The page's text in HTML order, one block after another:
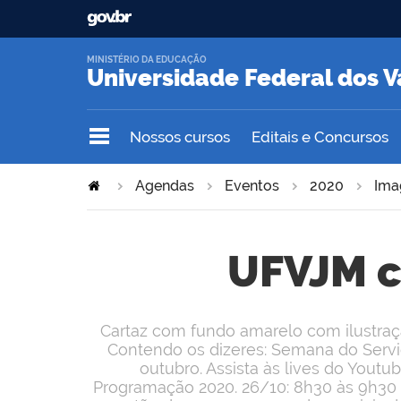
Universidade Federal dos
MINISTÉRIO DA EDUCAÇÃO
Nossos cursos Editais e Concursos
Agendas Eventos 2020
UFVJM
Cartaz com fundo amarelo com
Contendo os dizeres: Semana do
outubro. Assista às lives do
Programação 2020. 26/10: 8h30 às